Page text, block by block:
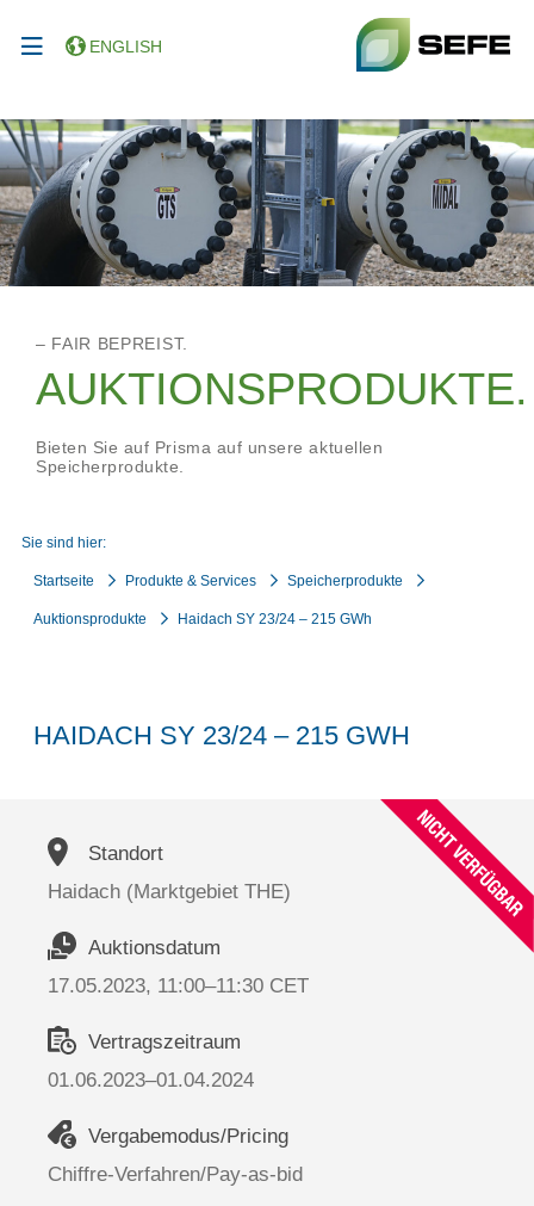
ENGLISH
– FAIR BEPREIST.
AUKTIONSPRODUKTE.
Bieten Sie auf Prisma auf unsere aktuellen
Speicherprodukte.
Sie sind hier:
Startseite Produkte & Services Speicherprodukte
Auktionsprodukte Haidach SY 23/24 – 215 GWh
HAIDACH SY 23/24 – 215 GWH
Standort
Haidach (Marktgebiet THE)
Auktionsdatum
17.05.2023, 11:00–11:30 CET
Vertragszeitraum
01.06.2023–01.04.2024
Vergabemodus/Pricing
Chiffre-Verfahren/Pay-as-bid